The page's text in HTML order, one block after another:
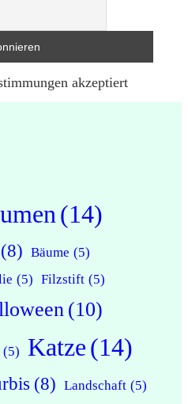
akzeptiert
(14)
(8) Bäume (5)
(5) Filzstift (5)
(10)
(5) Katze (14)
(8) Landschaft (5)